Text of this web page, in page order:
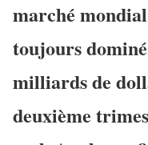
marché
toujours
milliards de
deuxième